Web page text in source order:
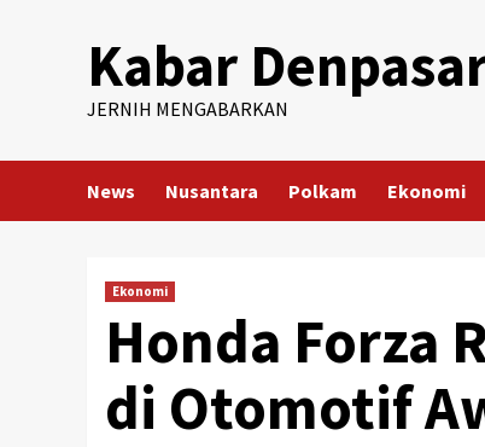
Kabar
JERNIH MENGABARKAN
News Nusantara Polkam Ekonomi
Ekonomi
Honda Forza
di Otomotif